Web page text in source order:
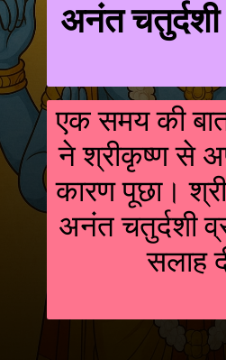
अनंत
एक समय की बात
ने श्रीकृष्ण से
कारण पूछा।
अनंत चतुर्दशी
सलाह